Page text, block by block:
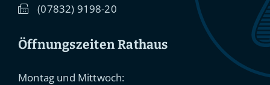
(07832) 91 98-20
Öffnungszeiten Rathaus
Montag und Mittwoch: